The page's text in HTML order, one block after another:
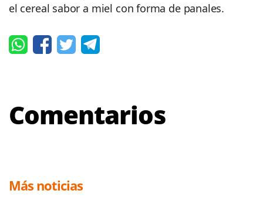
el cereal sabor a miel con forma de panales.
Comentarios
Más noticias